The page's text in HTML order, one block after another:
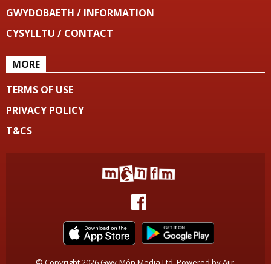
GWYDOBAETH / INFORMATION
CYSYLLTU / CONTACT
MORE
TERMS OF USE
PRIVACY POLICY
T&CS